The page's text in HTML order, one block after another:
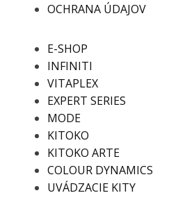
OCHRANA ÚDAJOV
E-SHOP
INFINITI
VITAPLEX
EXPERT SERIES
MODE
KITOKO
KITOKO ARTE
COLOUR DYNAMICS
UVÁDZACIE KITY